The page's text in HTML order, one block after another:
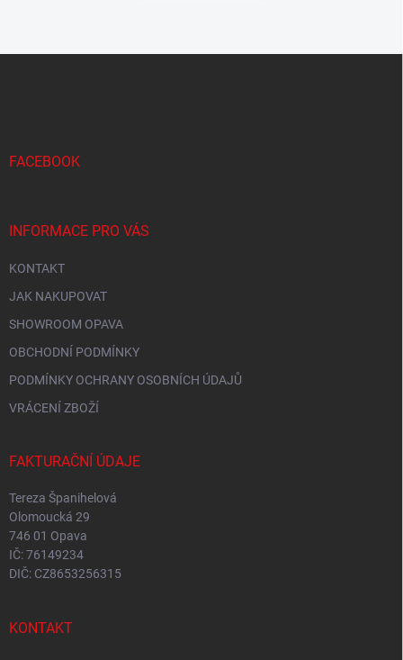
FACEBOOK
INFORMACE PRO VÁS
KONTAKT
JAK NAKUPOVAT
SHOWROOM OPAVA
OBCHODNÍ PODMÍNKY
PODMÍNKY OCHRANY OSOBNÍCH ÚDAJŮ
VRÁCENÍ ZBOŽÍ
FAKTURAČNÍ ÚDAJE
Tereza Španihelová
Olomoucká 29
746 01 Opava
IČ: 76149234
DIČ: CZ8653256315
KONTAKT